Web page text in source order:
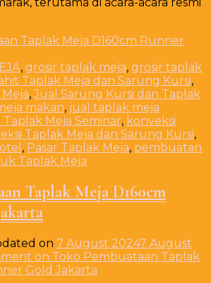
, grosir taplak meja, grosir taplak
Taplak Meja dan Sarung Kursi,
,Jual Sarung Kursi dan Taplak
makan, jual taplak meja
Taplak Meja Seminar, konveksi
Taplak Meja dan Sarung Kursi,
, Pasar Taplak Meja, pembuatan
Taplak Meja
Taplak Meja D160cm
on 7 August 20247 August
on Toko Pembuataan Taplak
Gold Jakarta